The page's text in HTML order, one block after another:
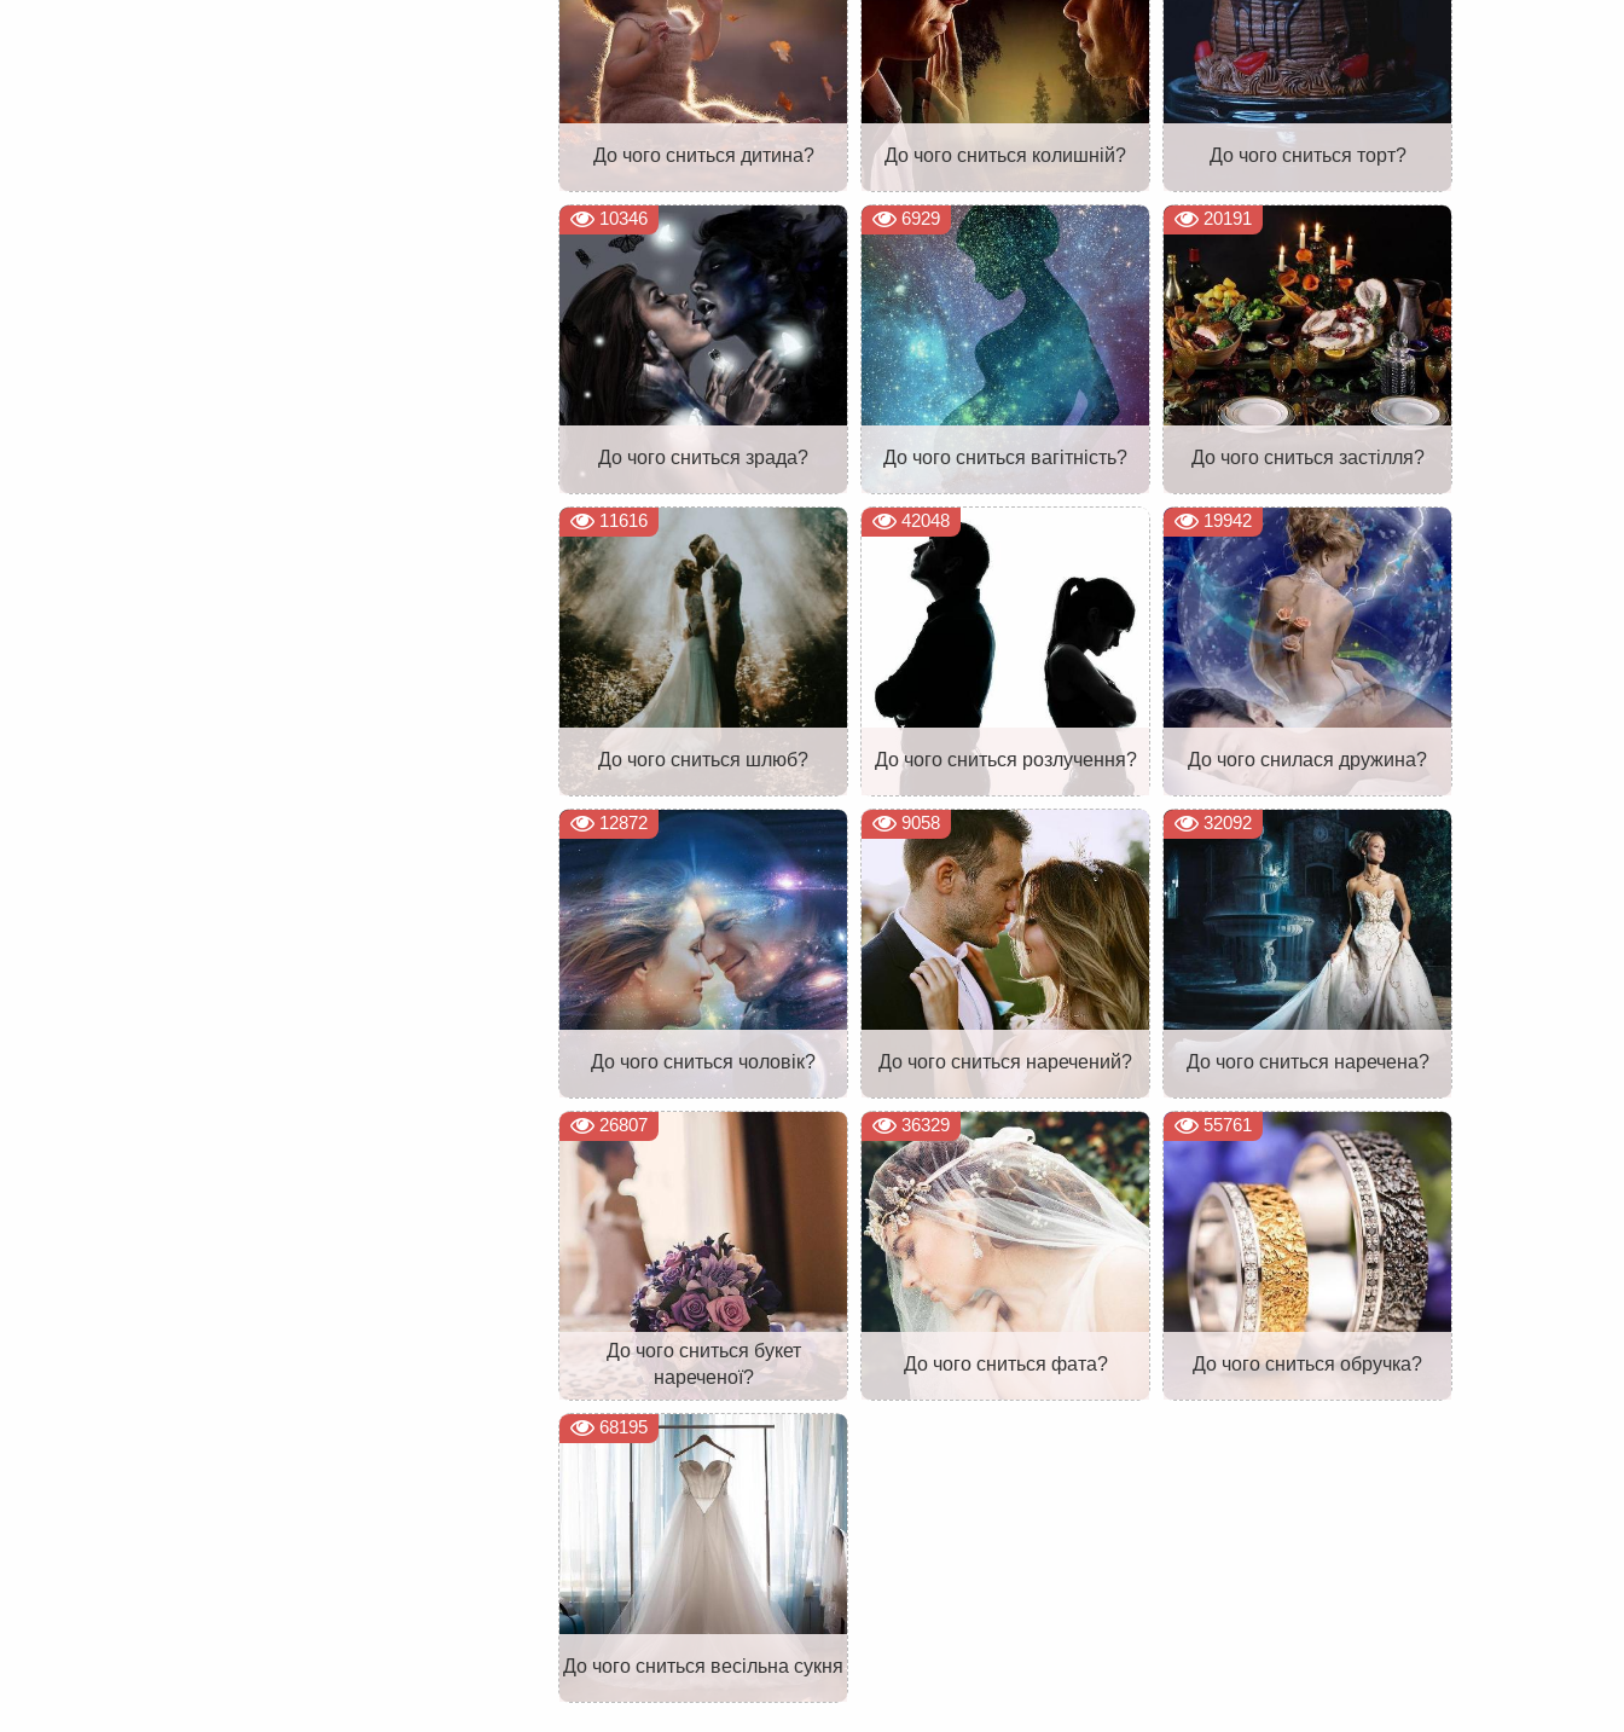
До чого сниться дитина? До чого сниться колишній? До чого сниться торт?
10346
До чого сниться зрада?
6929
До чого сниться вагітність?
20191
До чого сниться застілля?
11616
До чого сниться шлюб?
42048
До чого сниться розлучення?
19942
До чого снилася дружина?
12872
До чого сниться чоловік?
9058
До чого сниться наречений?
32092
До чого сниться наречена?
26807
До чого сниться букет
нареченої?
36329
До чого сниться фата?
55761
До чого сниться обручка?
68195
До чого сниться весільна сукня